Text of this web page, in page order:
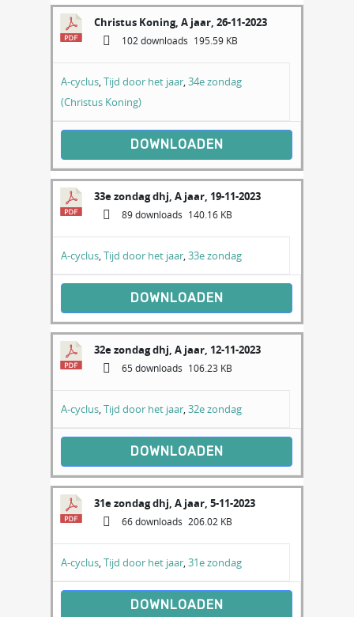
Christus Koning, A jaar, 26-11-2023
102 downloads 195.59 KB
A-cyclus,Tijd door het jaar,34e zondag
(Christus Koning)
DOWNLOADEN
33e zondag dhj, A jaar, 19-11-2023
89 downloads 140.16 KB
A-cyclus,Tijd door het jaar,33e zondag
DOWNLOADEN
32e zondag dhj, A jaar, 12-11-2023
65 downloads 106.23 KB
A-cyclus,Tijd door het jaar,32e zondag
DOWNLOADEN
31e zondag dhj, A jaar, 5-11-2023
66 downloads 206.02 KB
A-cyclus,Tijd door het jaar,31e zondag
DOWNLOADEN